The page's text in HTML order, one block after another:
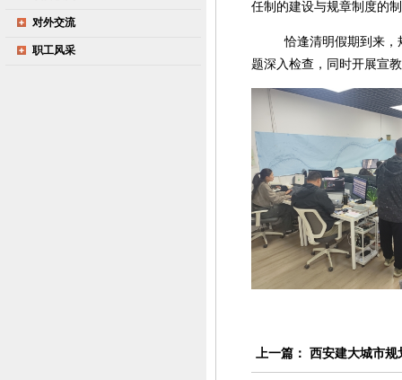
对外交流
职工风采
任制的建设与规章制度的
恰逢清明假期到来，
题深入检查，同时开展宣
上一篇： 西安建大城市